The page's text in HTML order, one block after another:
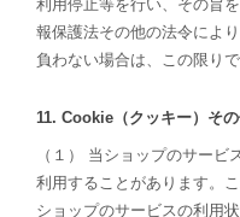
利用停止等を行い、その旨
報保護法その他の法令によ
負わない場合は、この限りで
11. Cookie（クッキー）そ
（１） 当ショップのサー
利用することがあります。
ショップのサービスの利用